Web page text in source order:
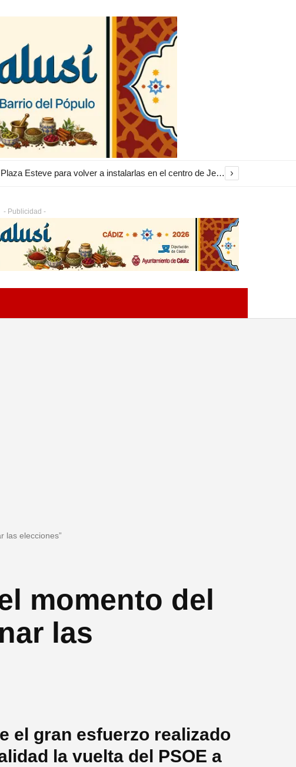
El Ayuntamiento inicia la restauración de las marquesinas de Plaza Esteve para volver a instalarlas en el centro de Jerez ›
- Publicidad -
las elecciones”
momento del
las
el gran esfuerzo realizado
la vuelta del PSOE a